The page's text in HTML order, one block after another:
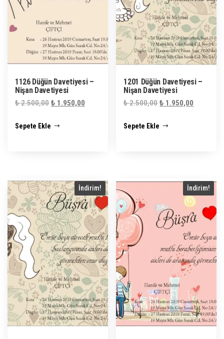
1126 Düğün Davetiyesi –
Nişan Davetiyesi
₺2.500,00 Orijinal
₺ 2.500,00.
₺ 1.950,00
Sepete Ekle
1201 Düğün Davetiyesi –
Nişan Davetiyesi
₺2.500,00 Orijinal
₺ 2.500,00.
₺ 1.950,00
Sepete Ekle
İndirim! İndirim!